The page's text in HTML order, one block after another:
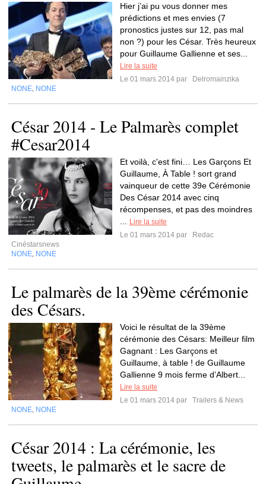
Hier j’ai pu vous donner mes
prédictions et mes envies (7
pronostics justes sur 12, pas mal
non ?) pour les César. Très heureux
pour Guillaume Gallienne et ses...
Lire la suite
Le 01 mars 2014 par
Delromainzika
NONE NONE
César 2014 - Le Palmarès complet
#Cesar2014
Et voilà, c'est fini… Les Garçons Et
Guillaume, À Table ! sort grand
vainqueur de cette 39e Cérémonie
Des César 2014 avec cinq
récompenses, et pas des moindres
Lire la suite
Le 01 mars 2014 par
Redac
Cinéstarsnews
NONE NONE
Le palmarès de la 39ème cérémonie
des Césars.
Voici le résultat de la 39ème
cérémonie des Césars: Meilleur film
Gagnant : Les Garçons et
Guillaume, à table ! de Guillaume
Gallienne 9 mois ferme d’Albert...
Lire la suite
Le 01 mars 2014 par
Trailers & News
NONE NONE
César 2014 : La cérémonie, les
tweets, le palmarès et le sacre de